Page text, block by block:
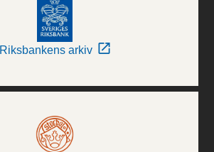
Riksbankens arkiv